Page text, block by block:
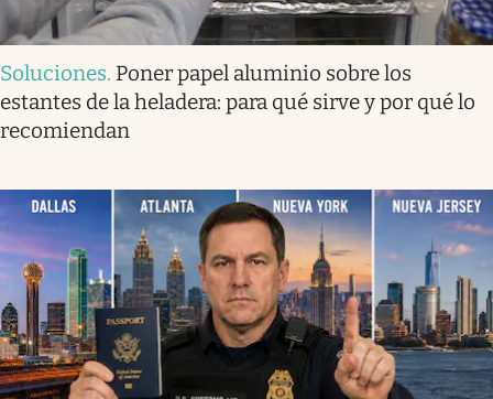
Soluciones. Poner papel aluminio sobre los
estantes de la heladera: para qué sirve y por qué lo
recomiendan